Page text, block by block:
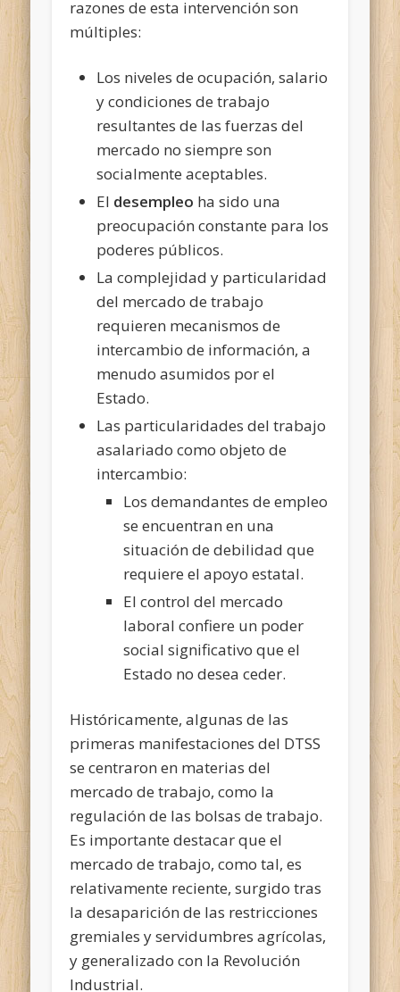
razones de esta intervención son
múltiples:
Los niveles de ocupación, salario
y condiciones de trabajo
resultantes de las fuerzas del
mercado no siempre son
socialmente aceptables.
El desempleo ha sido una
preocupación constante para los
poderes públicos.
La complejidad y particularidad
del mercado de trabajo
requieren mecanismos de
intercambio de información, a
menudo asumidos por el
Estado.
Las particularidades del trabajo
asalariado como objeto de
intercambio:
Los demandantes de empleo
se encuentran en una
situación de debilidad que
requiere el apoyo estatal.
El control del mercado
laboral confiere un poder
social significativo que el
Estado no desea ceder.
Históricamente, algunas de las
primeras manifestaciones del DTSS
se centraron en materias del
mercado de trabajo, como la
regulación de las bolsas de trabajo.
Es importante destacar que el
mercado de trabajo, como tal, es
relativamente reciente, surgido tras
la desaparición de las restricciones
gremiales y servidumbres agrícolas,
y generalizado con la Revolución
Industrial.